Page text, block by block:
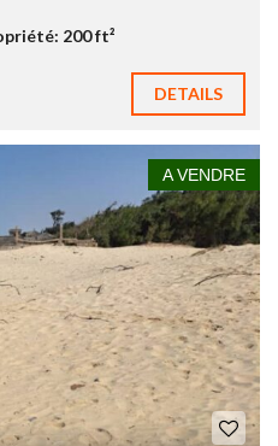
200 ft²
DETAILS
A VENDRE